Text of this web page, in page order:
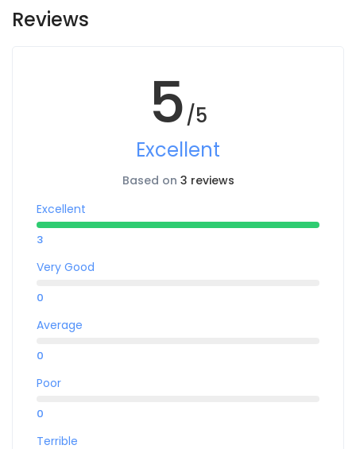
Reviews
5/5
Excellent
Based on 3 reviews
Excellent
3
Very Good
0
Average
0
Poor
0
Terrible